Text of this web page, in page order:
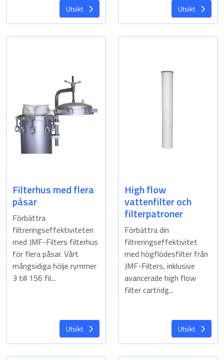
Utsikt Utsikt
Filterhus med flera
påsar
Förbättra
filtreringseffektiviteten
med JMF-Filters filterhus
för flera påsar. Vårt
mångsidiga hölje rymmer
3 till 156 fil...
Utsikt
High flow
vattenfilter och
filterpatroner
Förbättra din
filtreringseffektivitet
med högflödesfilter från
JMF-Filters, inklusive
avancerade high flow
filter cartridg...
Utsikt